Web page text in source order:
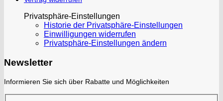
Privatsphäre-Einstellungen
Historie der Privatsphäre-Einstellungen
Einwilligungen widerrufen
Privatsphäre-Einstellungen ändern
Newsletter
Informieren Sie sich über Rabatte und Möglichkeiten